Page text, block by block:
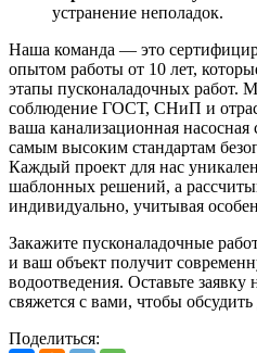
устранение неполадок.
Наша команда — это
опытом работы от 10 лет,
этапы пусконаладочных работ.
соблюдение ГОСТ, СНиП и
ваша канализационная насосная
самым высоким стандартам
Каждый проект для нас
шаблонных решений, а
индивидуально, учитывая
Закажите пусконаладочные
и ваш объект получит
водоотведения. Оставьте
свяжется с вами, чтобы обсудить
Поделиться: